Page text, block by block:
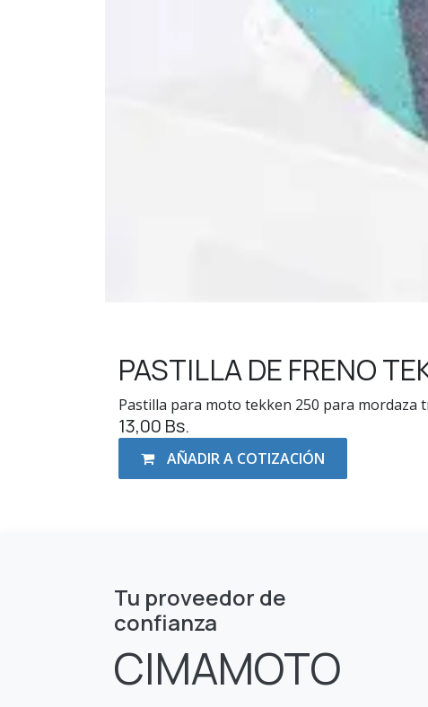
PASTILLA DE FRENO
Pastilla para moto tekken 250 para mordaza
13,00 Bs.
AÑADIR A COTIZACIÓN
Tu proveedor de
confianza
CIMAMOTO